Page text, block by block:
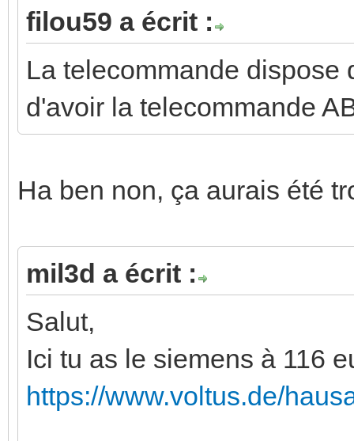
filou59 a écrit :
La telecommande dispose
d'avoir la telecommande
Ha ben non, ça aurais été
mil3d a écrit :
Salut,
Ici tu as le siemens à 116
https://www.voltus.de/